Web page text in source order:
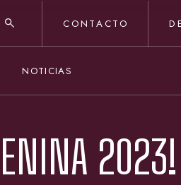
CONTACTO
NOTICIAS
2023!